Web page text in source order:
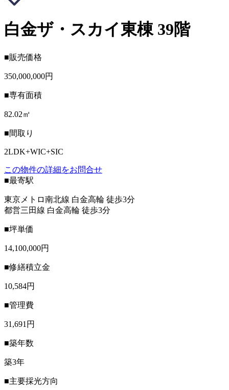
白金ザ・スカイ東棟 39階
■販売価格
350,000,000円
■専有面積
82.02㎡
■間取り
2LDK+WIC+SIC
この物件の詳細をお問合せ
■最寄駅
東京メトロ南北線 白金高輪 徒歩3分
都営三田線 白金高輪 徒歩3分
■坪単価
14,100,000円
■修繕積立金
10,584円
■管理費
31,691円
■築年数
築3年
■主要採光方向